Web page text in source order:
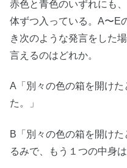
赤色と青色のいずれにも
体ずつ入っている。A〜E
き次のような発言をした
言えるのはどれか。
A「別々の色の箱を開け
た。」
B「別々の色の箱を開け
るみで、もう１つの中身